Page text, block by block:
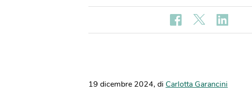
19 dicembre 2024, di Carlotta Garancini